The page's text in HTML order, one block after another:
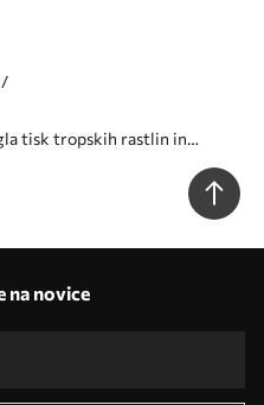
tisk tropskih rastlin in
na novice